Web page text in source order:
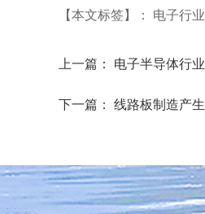
【本文标签】： 电子行业
上一篇： 电子半导体行
下一篇： 线路板制造产